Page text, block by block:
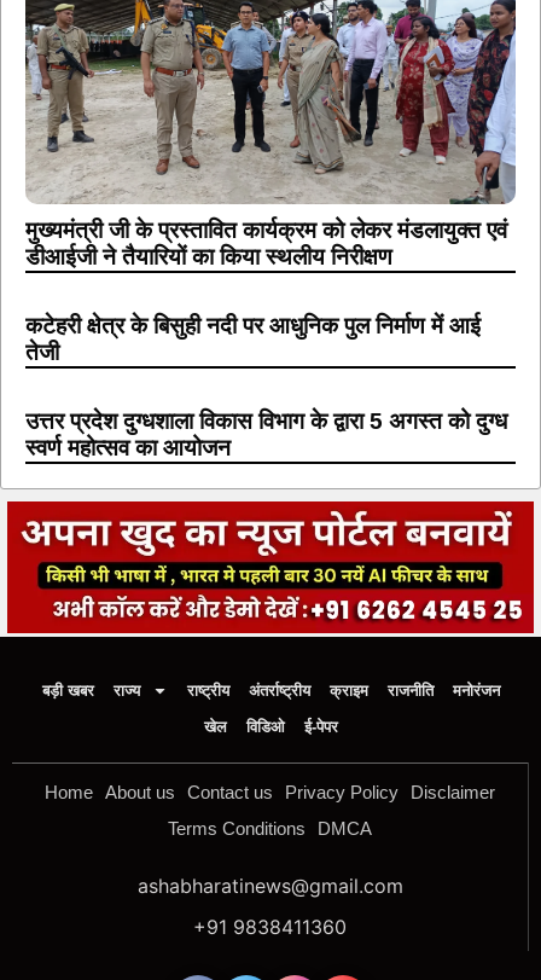
मुख्यमंत्री जी के प्रस्तावित कार्यक्रम को लेकर मंडलायुक्त एवं
डीआईजी ने तैयारियों का किया स्थलीय निरीक्षण
कटेहरी क्षेत्र के बिसुही नदी पर आधुनिक पुल निर्माण में आई
तेजी
उत्तर प्रदेश दुग्धशाला विकास विभाग के द्वारा 5 अगस्त को दुग्ध
स्वर्ण महोत्सव का आयोजन
बड़ी खबर राज्य राष्ट्रीय अंतर्राष्ट्रीय क्राइम राजनीति
मनोरंजन
खेल
विडिओ ई-पेपर
Home About us Contact us Privacy Policy
Disclaimer
Terms Conditions
DMCA
ashabharatinews@gmail.com
+91 9838411360